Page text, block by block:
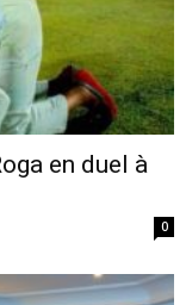
en duel à
0